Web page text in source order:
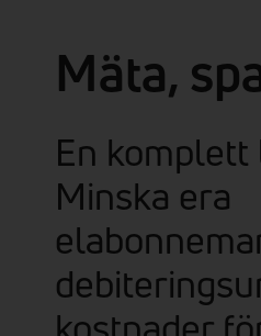
Mäta,
En
Minska era